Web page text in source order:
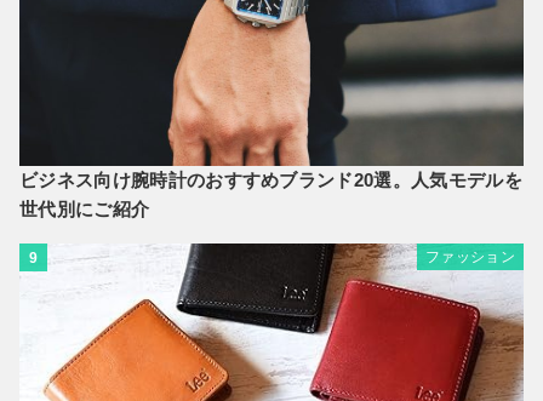
ビジネス向け腕時計のおすすめブランド20選。人気モデルを
世代別にご紹介
9 ファッション